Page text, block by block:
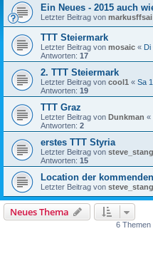
Ein Neues - 2015 auch
Letzter Beitrag von markusffsai
TTT Steiermark
Letzter Beitrag von mosaic « Di
Antworten: 17
2. TTT Steiermark
Letzter Beitrag von cool1 « Sa
Antworten: 19
TTT Graz
Letzter Beitrag von Dunkman «
Antworten: 2
erstes TTT Styria
Letzter Beitrag von
Antworten: 15
Location der
Letzter Beitrag von
Neues Thema
6 Themen